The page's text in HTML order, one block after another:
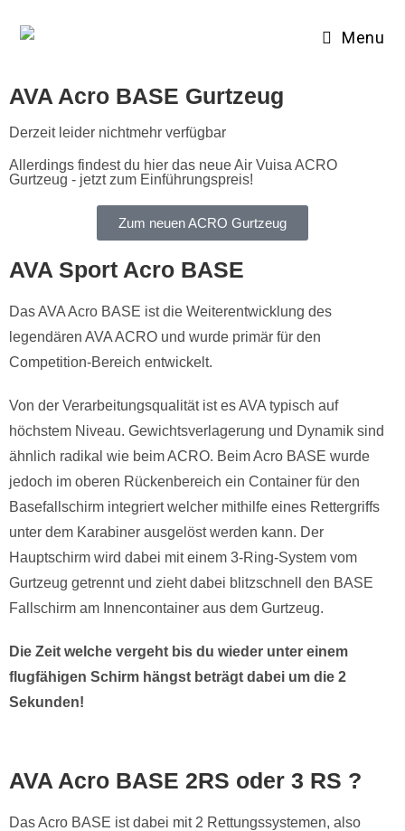
Menu
AVA Acro BASE Gurtzeug
Derzeit leider nichtmehr verfügbar
Allerdings findest du hier das neue Air Vuisa ACRO
Gurtzeug - jetzt zum Einführungspreis!
Zum neuen ACRO Gurtzeug
AVA Sport Acro BASE
Das AVA Acro BASE ist die Weiterentwicklung des
legendären AVA ACRO und wurde primär für den
Competition-Bereich entwickelt.
Von der Verarbeitungsqualität ist es AVA typisch auf
höchstem Niveau. Gewichtsverlagerung und Dynamik sind
ähnlich radikal wie beim ACRO. Beim Acro BASE wurde
jedoch im oberen Rückenbereich ein Container für den
Basefallschirm integriert welcher mithilfe eines Rettergriffs
unter dem Karabiner ausgelöst werden kann. Der
Hauptschirm wird dabei mit einem 3-Ring-System vom
Gurtzeug getrennt und zieht dabei blitzschnell den BASE
Fallschirm am Innencontainer aus dem Gurtzeug.
Die Zeit welche vergeht bis du wieder unter einem
flugfähigen Schirm hängst beträgt dabei um die 2
Sekunden!
AVA Acro BASE 2RS oder 3 RS ?
Das Acro BASE ist dabei mit 2 Rettungssystemen, also